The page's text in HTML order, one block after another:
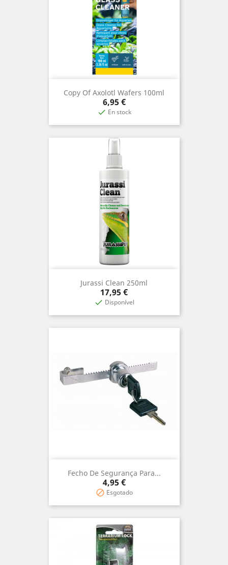
Copy Of Axolotl Wafers 100ml
Precio
6,95 €
 En stock
Jurassi Clean 250ml
Precio
17,95 €
 Disponível
Fecho De Segurança Para...
Precio
4,95 €
 Esgotado